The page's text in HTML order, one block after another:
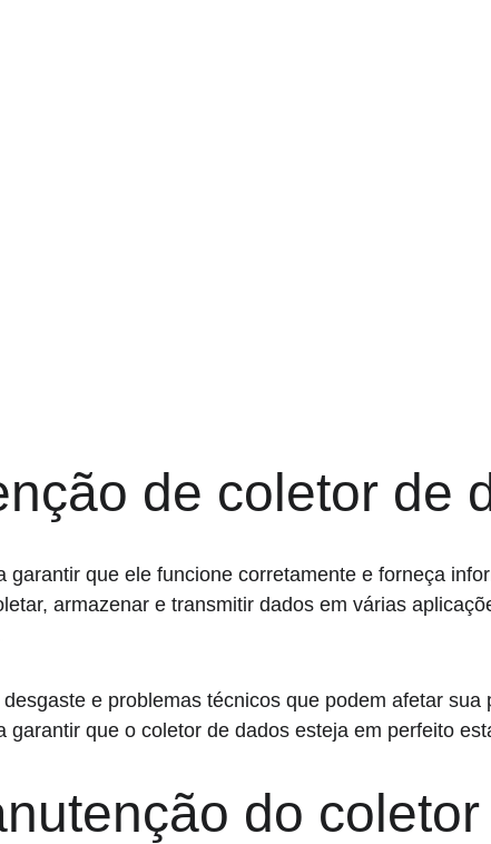
de coletor de
que ele funcione corretamente e forneça
armazenar e transmitir dados em várias
e problemas técnicos que podem afetar sua
que o coletor de dados esteja em perfeito
do